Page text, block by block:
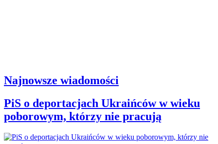
Najnowsze wiadomości
PiS o deportacjach Ukraińców w wieku
poborowym, którzy nie pracują